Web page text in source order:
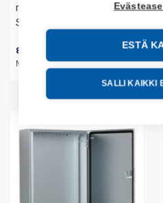
ESTÄ
SALLI KAIKKI
mounted, 600x600x210,
SS316
858,40
Myyntierä sis. 1 KPL